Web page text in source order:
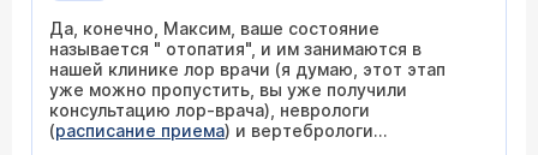
хорошо, провели тимпанограмму, все хорошо.
Стало ощущение, что давление немного
распространилось, временами тянет в сон,
может немного кружится голова, пропал
аппетит, иногда немного тошнит. Подскажите
пожалуйста к кому обратиться, что сделать?
Да, конечно, Максим, ваше состояние
называется " отопатия", и им занимаются в
нашей клинике лор врачи (я думаю, этот этап
уже можно пропустить, вы уже получили
консультацию лор-врача), неврологи
(расписание приема) и вертебрологи